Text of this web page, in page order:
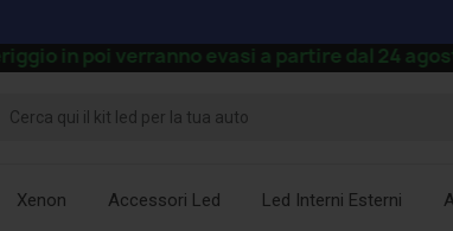
in poi verranno evasi a partire dal 24 agosto.⚡
Xenon Accessori Led Led Interni Esterni